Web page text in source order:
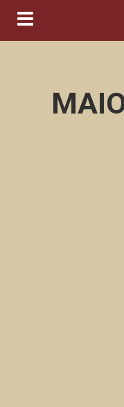
Navigation ein-/